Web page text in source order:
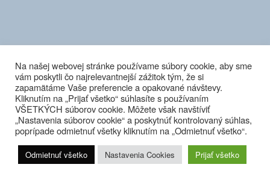
Na našej webovej stránke používame súbory cookie, aby sme
vám poskytli čo najrelevantnejší zážitok tým, že si
zapamätáme Vaše preferencie a opakované návštevy.
Kliknutím na „Prijať všetko“ súhlasíte s používaním
VŠETKÝCH súborov cookie. Môžete však navštíviť
„Nastavenia súborov cookie“ a poskytnúť kontrolovaný súhlas,
poprípade odmietnuť všetky kliknutím na „Odmietnuť všetko“.
Odmietnuť všetko Nastavenia Cookies Prijať všetko